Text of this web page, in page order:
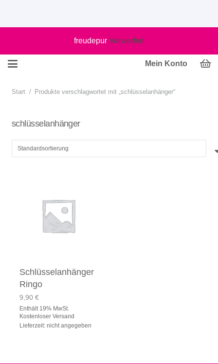
freudepur Verwerfen
Mein Konto
Start / Produkte verschlagwortet mit „schlüsselanhänger“
schlüsselanhänger
Schlüsselanhänger
Ringo
9,90 €
Enthält 19% MwSt.
Kostenloser Versand
Lieferzeit: nicht angegeben